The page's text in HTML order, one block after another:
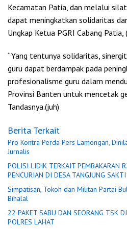
Kecamatan Patia, dan melalui
dapat meningkatkan solidaritas
Ungkap Ketua PGRI Cabang
“Yang tentunya solidaritas,
guru dapat berdampak pada
profesionalisme guru dalam
Provinsi Banten untuk mencetak
Tandasnya.(juh)
Berita Terkait
Pro Kontra Perda Pers Lamongan,
Jurnalis
POLISI LIDIK TERKAIT PEMBAKARAN
PENCURIAN DI DESA TANGJUNG SAKTI
Simpatisan, Tokoh dan Militan Partai
Bihalal
22 PAKET SABU DAN SEORANG TSK DIAMANKAN SATRESNARKOBA
POLRES LAHAT